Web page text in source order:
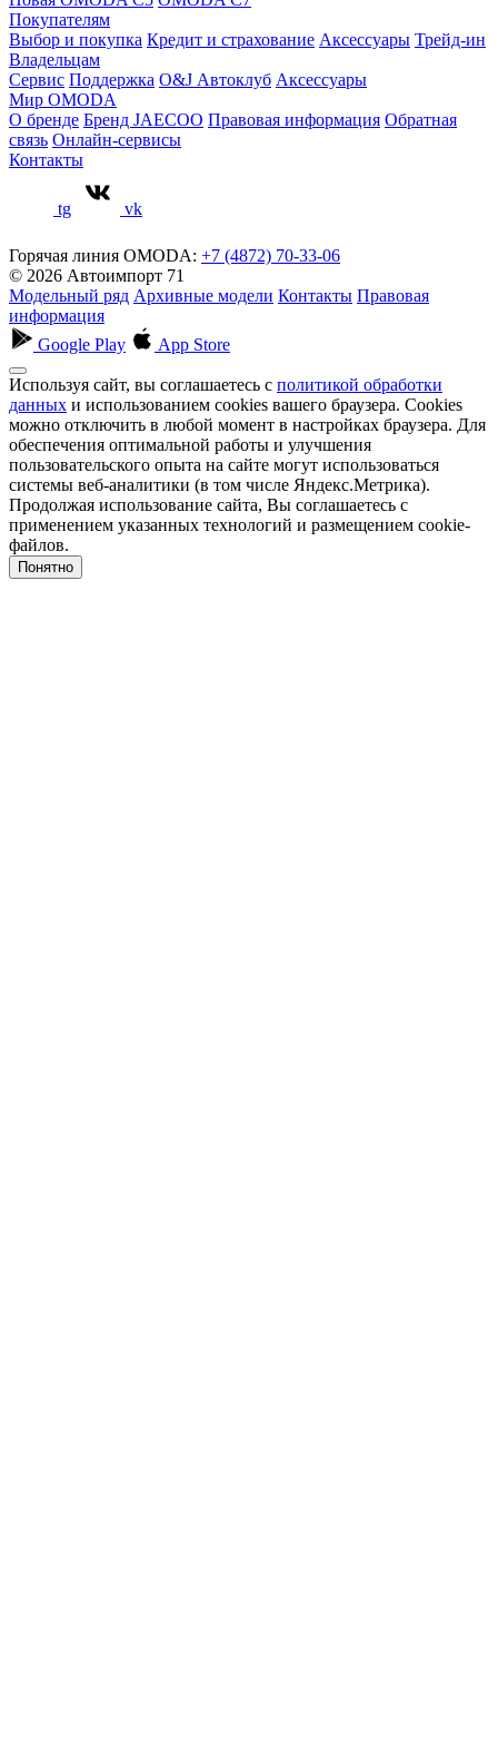
Покупателям
Выбор и покупка Кредит и страхование Аксессуары Трейд-ин
Владельцам
Сервис Поддержка O&J Автоклуб Аксессуары
Мир OMODA
О бренде Бренд JAECOO Правовая информация Обратная
связь Онлайн-сервисы
Контакты
tg vk
Горячая линия OMODA: +7 (4872) 70-33-06
© 2026 Автоимпорт 71
Модельный ряд Архивные модели Контакты Правовая
информация
Google Play
App Store
Используя сайт, вы соглашаетесь с политикой обработки
данных и использованием cookies вашего браузера. Cookies
можно отключить в любой момент в настройках браузера. Для
обеспечения оптимальной работы и улучшения
пользовательского опыта на сайте могут использоваться
системы веб-аналитики (в том числе Яндекс.Метрика).
Продолжая использование сайта, Вы соглашаетесь с
применением указанных технологий и размещением cookie-
файлов.
Понятно